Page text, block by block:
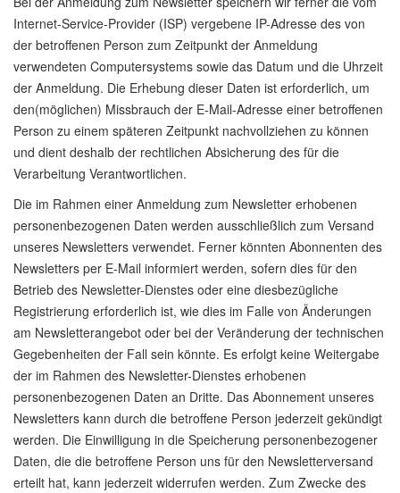
Internet-Service-Provider (ISP) vergebene IP-Adresse des von
der betroffenen Person zum Zeitpunkt der Anmeldung
verwendeten Computersystems sowie das Datum und die Uhrzeit
der Anmeldung. Die Erhebung dieser Daten ist erforderlich, um
den(möglichen) Missbrauch der E-Mail-Adresse einer betroffenen
Person zu einem späteren Zeitpunkt nachvollziehen zu können
und dient deshalb der rechtlichen Absicherung des für die
Verarbeitung Verantwortlichen.
Die im Rahmen einer Anmeldung zum Newsletter erhobenen
personenbezogenen Daten werden ausschließlich zum Versand
unseres Newsletters verwendet. Ferner könnten Abonnenten des
Newsletters per E-Mail informiert werden, sofern dies für den
Betrieb des Newsletter-Dienstes oder eine diesbezügliche
Registrierung erforderlich ist, wie dies im Falle von Änderungen
am Newsletterangebot oder bei der Veränderung der technischen
Gegebenheiten der Fall sein könnte. Es erfolgt keine Weitergabe
der im Rahmen des Newsletter-Dienstes erhobenen
personenbezogenen Daten an Dritte. Das Abonnement unseres
Newsletters kann durch die betroffene Person jederzeit gekündigt
werden. Die Einwilligung in die Speicherung personenbezogener
Daten, die die betroffene Person uns für den Newsletterversand
erteilt hat, kann jederzeit widerrufen werden. Zum Zwecke des